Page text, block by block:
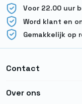
Voor 22.00 uur
Word klant en
Gemakkelijk op
Contact
Over ons